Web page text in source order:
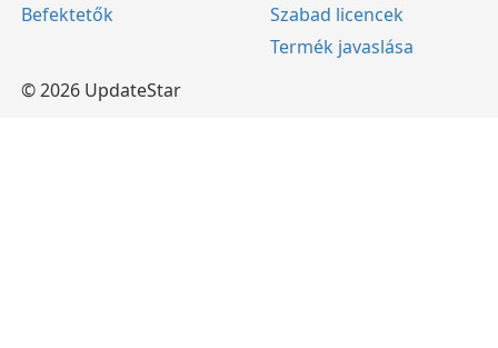
Befektetők
Szabad licencek
Termék javaslása
© 2026 UpdateStar